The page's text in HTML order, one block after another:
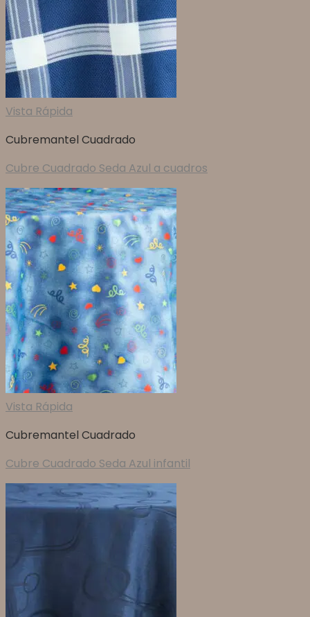
Vista Rápida
Cubremantel Cuadrado
Cubre Cuadrado Seda Azul a cuadros
Vista Rápida
Cubremantel Cuadrado
Cubre Cuadrado Seda Azul infantil